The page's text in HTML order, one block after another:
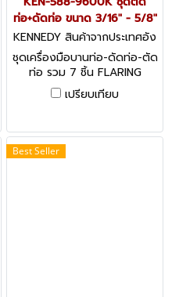
ท่อ+ดัดท่อ ขนาด 3/16" - 5/8"
KENNEDY สินค้าจากประเทศอัง
กฤษ KEN-588-9600K
ชุดเครื่องมือบานท่อ-ดัดท่อ-ตัด
ท่อ รวม 7 ชิ้น FLARING
TOOL/PIPE BENDER/TUBE
CUTTER SET 7-PCE
เปรียบเทียบ
Best Seller